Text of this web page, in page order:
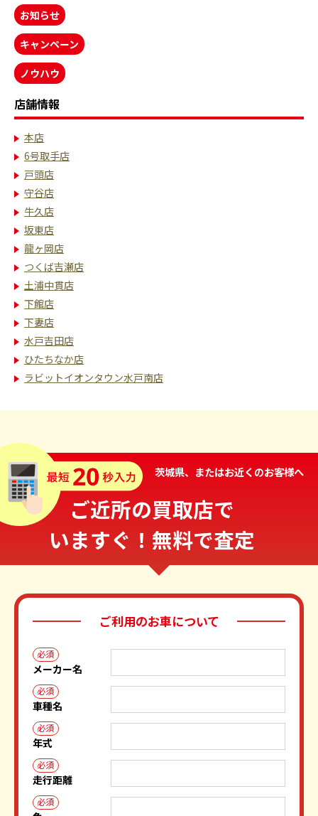
お知らせ
キャンペーン
ノウハウ
店舗情報
本店
6号取手店
戸頭店
守谷店
牛久店
坂東店
龍ヶ岡店
つくば吉瀬店
土浦中貫店
下館店
下妻店
水戸吉田店
ひたちなか店
ラビットイオンタウン水戸南店
茨城県、またはお近くのお客様へ
ご近所の買取店で
いますぐ！無料で査定
ご利用のお車について
必須
メーカー名
必須
車種名
必須
年式
必須
走行距離
必須